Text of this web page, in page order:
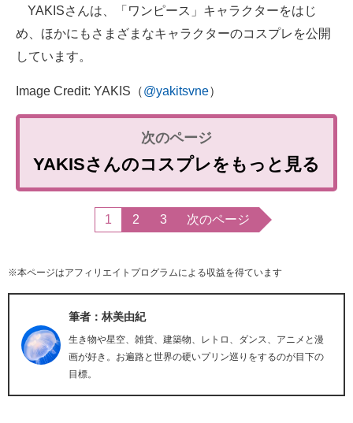
YAKISさんは、「ワンピース」キャラクターをはじ
め、ほかにもさまざまなキャラクターのコスプレを公開
しています。
Image Credit: YAKIS（@yakitsvne）
YAKISさんのコスプレをもっと見る
1 2 3 次のページ
※本ページはアフィリエイトプログラムによる収益を得ています
筆者：林美由紀
生き物や星空、雑貨、建築物、レトロ、ダンス、アニメと漫
画が好き。お遍路と世界の硬いプリン巡りをするのが目下の
目標。